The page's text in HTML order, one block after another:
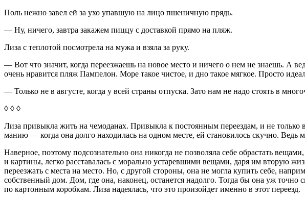
Поль нежно завел ей за ухо упавшую на лицо пшеничную прядь.
— Ну, ничего, завтра закажем пиццу с доставкой прямо на пляж.
Лиза с теплотой посмотрела на мужа и взяла за руку.
— Вот что значит, когда переезжаешь на новое место и ничего о нем не знаешь. А
очень нравится пляж Пампелон. Море такое чистое, и дно такое мягкое. Просто
— Только не в августе, когда у всей страны отпуска. Зато нам не надо стоять в
◊ ◊ ◊
Лиза привыкла жить на чемоданах. Привыкла к постоянным переездам, и не только
манию — когда она долго находилась на одном месте, ей становилось скучно. Ведь
Наверное, поэтому подсознательно она никогда не позволяла себе обрастать
и картины, легко расставалась с морально устаревшими вещами, даря им вторую
переезжать с места на место. Но, с другой стороны, она не могла купить себе,
собственный дом. Дом, где она, наконец, останется надолго. Тогда бы она уж точно
по картонным коробкам. Лиза надеялась, что это произойдет именно в этот переезд.